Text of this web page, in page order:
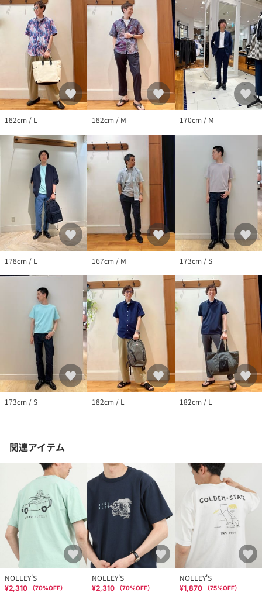
※店頭及び屋外での撮影画像は、光の当たり具合で色味が違って
見える場合があります。商品の色味は、スタジオ撮影の画像をご
参照下さい。
※商品画像に関しては出来る限り忠実に表示出来るよう努めてお
りますが、お客様がご利用のモニターの設定及び特性により、実
際の商品と比較し色味に若干の誤差が生じる場合があります。
※画像の商品はサンプルとなりますので実際の商品と仕様、加
工、サイズが若干異なる場合がございます。
※製品洗い加工の商品は、多少の歪み、シワなどが見られたり、
風合いやサイズ等が1枚1枚異なります。汗や雨等で濡れた時や、
濃色のもの）ご注意ください。
182cm / L 182cm / M 170cm / M
178cm / L 167cm / M 173cm / S
173cm / S 182cm / L 182cm / L
関連アイテム
NOLLEY'S
¥2,310 （70%OFF）
NOLLEY'S
¥2,310 （70%OFF）
NOLLEY'S
¥1,870 （75%OFF）